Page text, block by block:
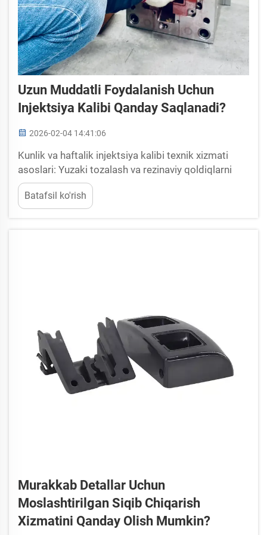
Uzun Muddatli Foydalanish Uchun
Injektsiya Kalibi Qanday Saqlanadi?
2026-02-04 14:41:06
Kunlik va haftalik injektsiya kalibi texnik xizmati
asoslari: Yuzaki tozalash va rezinaviy qoldiqlarni
olib tashlash. Plastik qoldiqlarini kunlik ravishda
olib tashlash — bu maydonchalar hosil bo'lishi,
o'lcham nuqsonlari va korroziya kabi
Batafsil ko'rish
Murakkab Detallar Uchun
Moslashtirilgan Siqib Chiqarish
Xizmatini Qanday Olish Mumkin?